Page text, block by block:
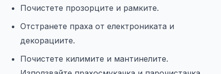
Почистете прозорците и рамките.
Отстранете праха от електрониката и
декорациите.
Почистете килимите и мантинелите.